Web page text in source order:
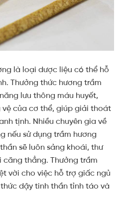
là loại dược liệu có thể hỗ
Thưởng thức hương trầm
lưu thông máu huyết,
của cơ thể, giúp giải thoát
tịnh. Nhiều chuyên gia về
nếu sử dụng trầm hương
sẽ luôn sảng khoái, thư
thẳng. Thưởng trầm
vời cho việc hỗ trợ giấc ngủ
dậy tinh thần tỉnh táo và